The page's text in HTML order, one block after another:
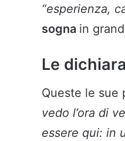
“esperienza,
sogna in
Le
Queste le sue
vedo l’ora di
essere qui: in